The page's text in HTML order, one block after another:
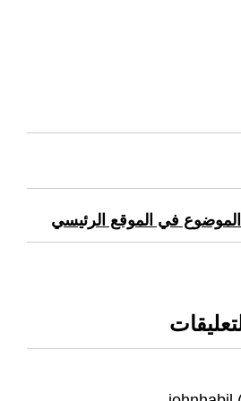
في الموقع الرئيسي